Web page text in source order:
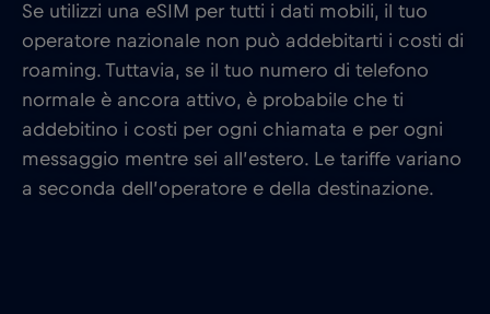
Se utilizzi una eSIM per tutti i dati mobili, il tuo
operatore nazionale non può addebitarti i costi di
roaming. Tuttavia, se il tuo numero di telefono
normale è ancora attivo, è probabile che ti
addebitino i costi per ogni chiamata e per ogni
messaggio mentre sei all’estero. Le tariffe variano
a seconda dell’operatore e della destinazione.